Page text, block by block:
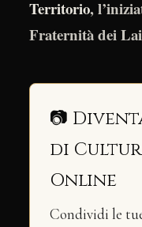
Territorio,
Fraternità dei
📷
di
Online
Condividi le